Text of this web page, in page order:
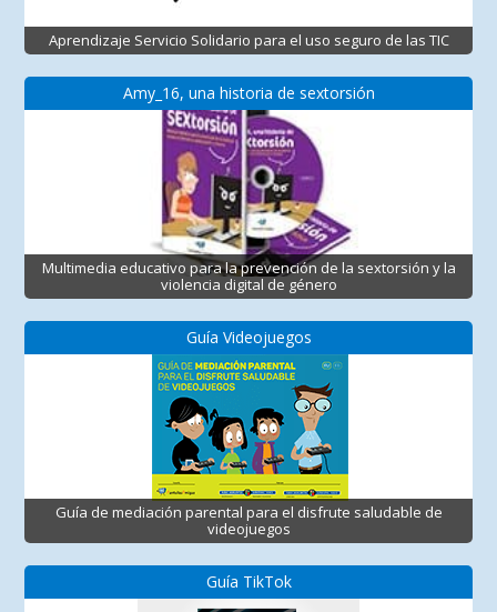
Aprendizaje Servicio Solidario para el uso seguro de las TIC
Amy_16, una historia de sextorsión
Multimedia educativo para la prevención de la sextorsión y la
violencia digital de género
Guía Videojuegos
Guía de mediación parental para el disfrute saludable de
videojuegos
Guía TikTok